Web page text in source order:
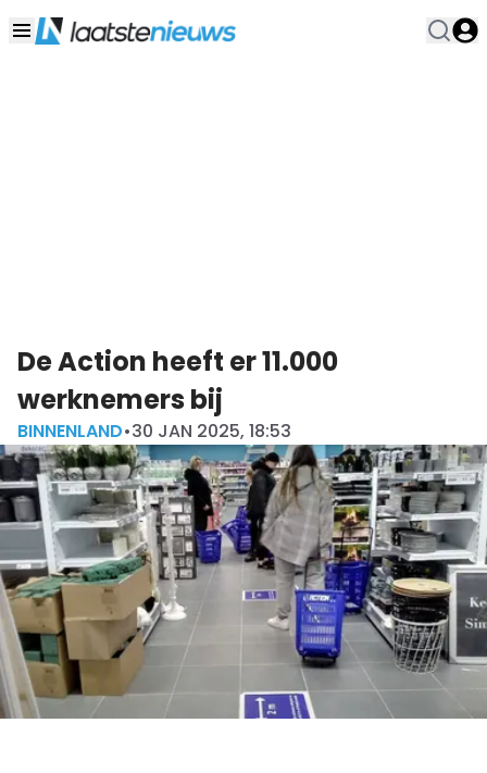
De Action heeft er 11.000
werknemers bij
BINNENLAND•30 JAN 2025, 18:53